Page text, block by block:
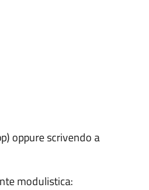
oppure scrivendo a
modulistica: